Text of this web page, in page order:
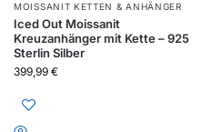
MOISSANIT KETTEN & ANHÄNGER
Iced Out Moissanit
Kreuzanhänger mit Kette – 925
Sterlin Silber
399,99 €